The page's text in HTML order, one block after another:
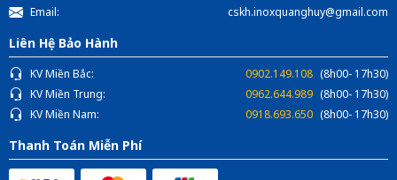
Email:
cskh.inoxquanghuy@gmail.com
Liên Hệ Bảo Hành
KV Miền Bắc: 0902.149.108 (8h00- 17h30)
KV Miền Trung:
0962.644.989 (8h00- 17h30)
KV Miền Nam:
0918.693.650 (8h00- 17h30)
Thanh Toán Miễn Phí